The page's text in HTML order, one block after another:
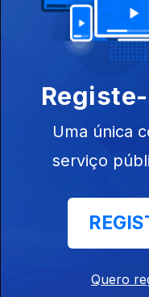
Uma única
serviço
Quero